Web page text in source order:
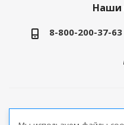
Наши
8-800-200-37-63